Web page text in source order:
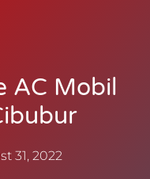
AC Mobil
31, 2022